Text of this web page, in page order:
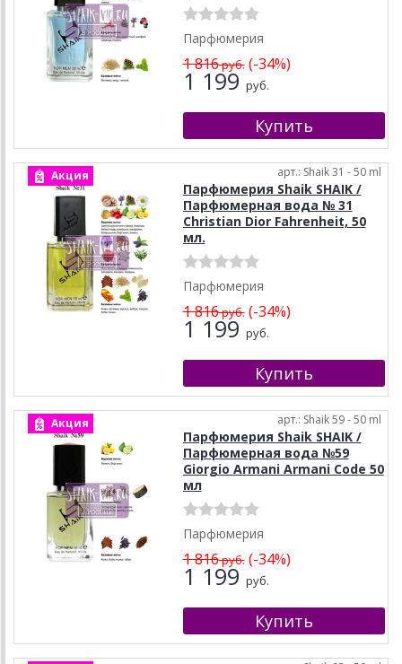
Парфюмерия
1 816руб.(-34%)
1 199 руб.
Акция арт.: Shaik 31 - 50 ml
Парфюмерия Shaik SHAIK /
Парфюмерная вода № 31
Christian Dior Fahrenheit, 50
мл.
Парфюмерия
1 816руб.(-34%)
1 199 руб.
Акция арт.: Shaik 59 - 50 ml
Парфюмерия Shaik SHAIK /
Парфюмерная вода №59
Giorgio Armani Armani Code 50
мл
Парфюмерия
1 816руб.(-34%)
1 199 руб.